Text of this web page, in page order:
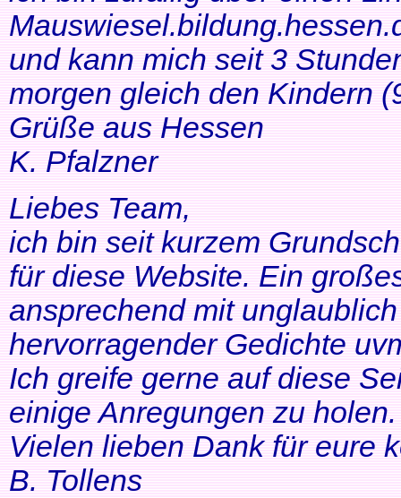
und kann mich seit 3
morgen gleich den Kindern
Grüße aus Hessen
K. Pfalzner
Liebes Team,
ich bin seit kurzem
für diese Website. Ein
ansprechend mit
hervorragender Gedichte
Ich greife gerne auf diese
einige Anregungen zu
Vielen lieben Dank für eure
B. Tollens